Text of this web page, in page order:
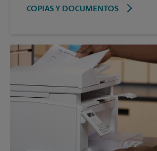
COPIAS Y DOCUMENTOS